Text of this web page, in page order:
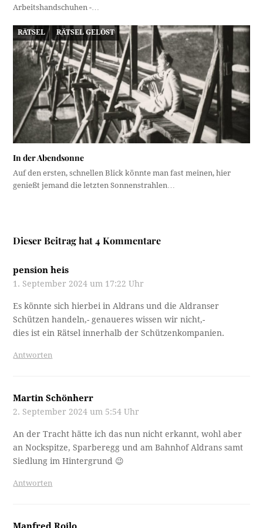
Arbeitshandschuhen -…
RÄTSEL RÄTSEL GELÖST
In der Abendsonne
Auf den ersten, schnellen Blick könnte man fast meinen, hier
genießt jemand die letzten Sonnenstrahlen…
Dieser Beitrag hat 4 Kommentare
pension heis
1. September 2024 um 17:22 Uhr
Es könnte sich hierbei in Aldrans und die Aldranser
Schützen handeln,- genaueres wissen wir nicht,-
dies ist ein Rätsel innerhalb der Schützenkompanien.
Antworten
Martin Schönherr
2. September 2024 um 5:54 Uhr
An der Tracht hätte ich das nun nicht erkannt, wohl aber
an Nockspitze, Sparberegg und am Bahnhof Aldrans samt
Siedlung im Hintergrund 😉
Antworten